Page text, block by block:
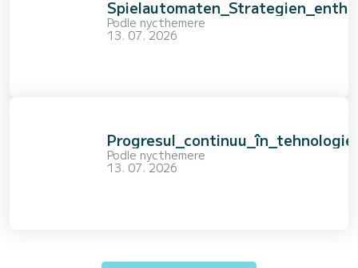
Podle nycthemere
13. 07. 2026
Podle nycthemere
13. 07. 2026